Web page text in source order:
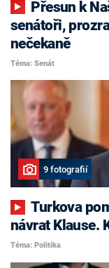
senátoři,
nečekaně
Téma: Senát
9 fotografií
Turkova pomsta, nekonfliktní Havlíček i
návrat Klause.
Téma: Politika